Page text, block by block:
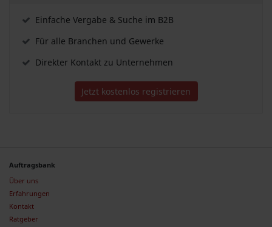
Einfache Vergabe & Suche im B2B
Für alle Branchen und Gewerke
Direkter Kontakt zu Unternehmen
Jetzt kostenlos registrieren
Auftragsbank
Über uns
Erfahrungen
Kontakt
Ratgeber